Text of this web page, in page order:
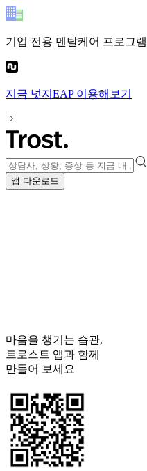
기업 전용 멘탈케어 프로그램
지금 넛지EAP이용해보기
앱 다운로드
마음을 챙기는 습관,
트로스트 앱과 함께
만들어 보세요